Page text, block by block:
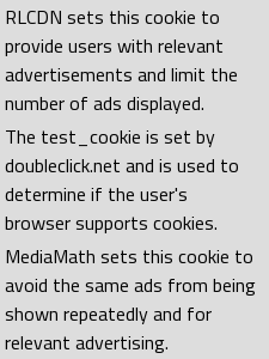
RLCDN sets this cookie to
provide users with relevant
advertisements and limit the
number of ads displayed.
The test_cookie is set by
doubleclick.net and is used to
determine if the user's
browser supports cookies.
MediaMath sets this cookie to
avoid the same ads from being
shown repeatedly and for
relevant advertising.